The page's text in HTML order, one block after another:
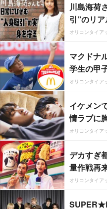
川島海荷
引”のリ
オリコンタイア
マクドナ
学生の甲
オリコンタイア
イケメン
情ラブに
オリコンタイア
デカすぎ
量作戦再
オリコンタイア